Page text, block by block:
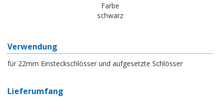
Farbe
schwarz
Verwendung
für 22mm Einsteckschlösser und aufgesetzte Schlösser
Lieferumfang